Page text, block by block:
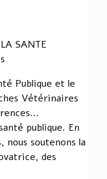
SANTE
Publique et le
Vétérinaires
publique. En
soutenons la
des